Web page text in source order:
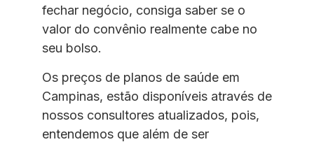
fechar negócio, consiga saber se o
valor do convênio realmente cabe no
seu bolso.
Os preços de planos de saúde em
Campinas, estão disponíveis através de
nossos consultores atualizados, pois,
entendemos que além de ser